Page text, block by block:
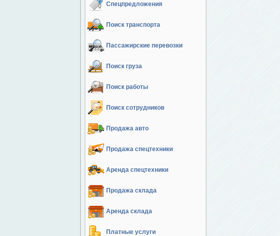
Спецпредложения
Поиск транспорта
Пассажирские перевозки
Поиск груза
Поиск работы
Поиск сотрудников
Продажа авто
Продажа спецтехники
Аренда спецтехники
Продажа склада
Аренда склада
Платные услуги